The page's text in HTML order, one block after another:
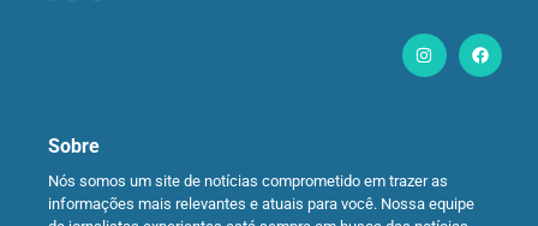
Sobre
Nós somos um site de notícias comprometido em trazer as
informações mais relevantes e atuais para você. Nossa equipe